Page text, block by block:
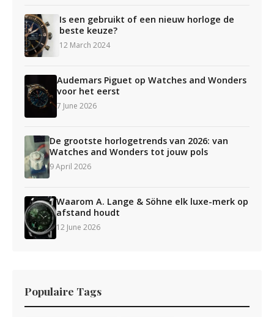
Is een gebruikt of een nieuw horloge de
beste keuze?
12 March 2024
Audemars Piguet op Watches and Wonders
voor het eerst
7 June 2026
De grootste horlogetrends van 2026: van
Watches and Wonders tot jouw pols
9 April 2026
Waarom A. Lange & Söhne elk luxe-merk op
afstand houdt
12 June 2026
Populaire Tags